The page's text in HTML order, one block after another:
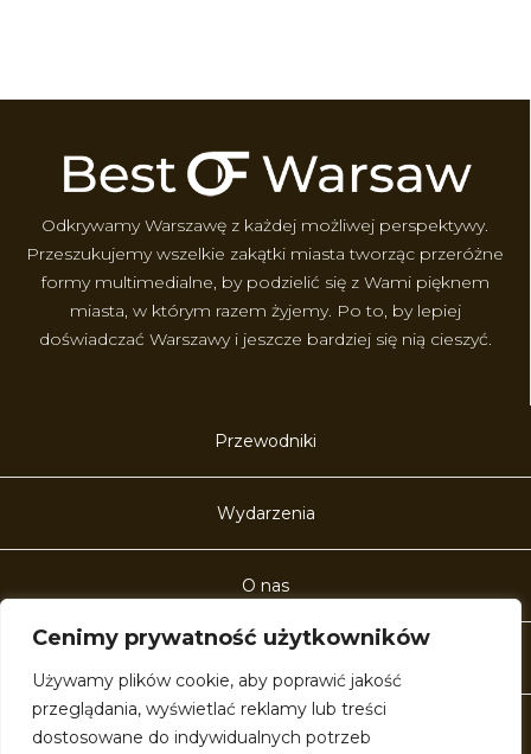
Cenimy prywatność użytkowników
Używamy plików cookie, aby poprawić jakość
przeglądania, wyświetlać reklamy lub treści
dostosowane do indywidualnych potrzeb
Odkrywamy Warszawę z każdej możliwej perspektywy.
Przeszukujemy wszelkie zakątki miasta tworząc przeróżne
formy multimedialne, by podzielić się z Wami pięknem
miasta, w którym razem żyjemy. Po to, by lepiej
doświadczać Warszawy i jeszcze bardziej się nią cieszyć.
Przewodniki
Wydarzenia
O nas
Artykuły